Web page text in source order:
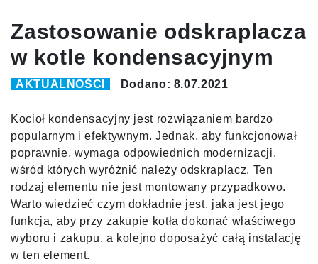
Zastosowanie odskraplacza
w kotle kondensacyjnym
AKTUALNOŚCI Dodano: 8.07.2021
Kocioł kondensacyjny jest rozwiązaniem bardzo
popularnym i efektywnym. Jednak, aby funkcjonował
poprawnie, wymaga odpowiednich modernizacji,
wśród których wyróżnić należy odskraplacz. Ten
rodzaj elementu nie jest montowany przypadkowo.
Warto wiedzieć czym dokładnie jest, jaka jest jego
funkcja, aby przy zakupie kotła dokonać właściwego
wyboru i zakupu, a kolejno doposażyć całą instalację
w ten element.